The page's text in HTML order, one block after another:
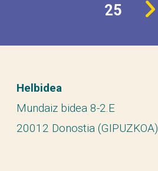
25
Helbidea
Mundaiz bidea 8-2.E
20012 Donostia (GIPUZKOA)